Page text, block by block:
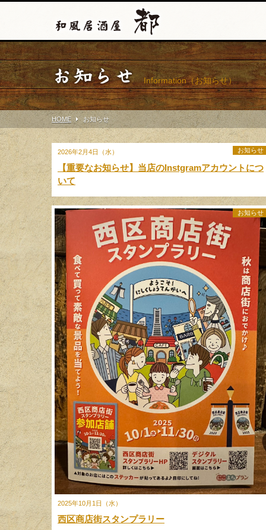
お知らせ Information（お知らせ）
HOME お知らせ
2026年2月4日（水） お知らせ
【重要なお知らせ】当店のInstgramアカウントにつ
いて
2025年10月1日（水）
お知らせ
西区商店街スタンプラリー